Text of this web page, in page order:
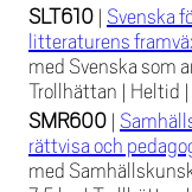
SLT610 | Svenska
litteraturens
med Svenska som
Trollhättan | Heltid |
SMR600 |
rättvisa och
med